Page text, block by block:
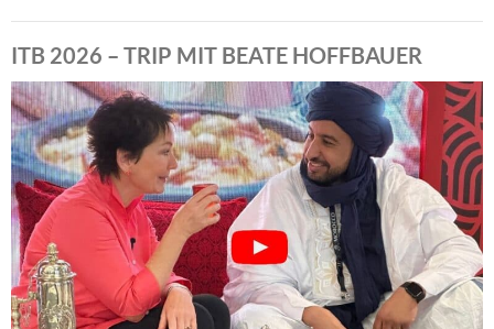
ITB 2026 – TRIP MIT BEATE HOFFBAUER